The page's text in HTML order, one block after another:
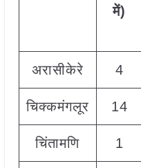
में)
अरासीकेरे 4
चिक्कमंगलूर 14
चिंतामणि 1